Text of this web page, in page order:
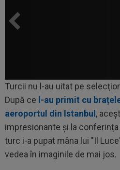
Turcii nu l-au uitat pe
După ce l-au primit cu
aeroportul din Istanbul,
impresionante și la
turc i-a pupat mâna lui "Il
vedea în imaginile de mai jos.